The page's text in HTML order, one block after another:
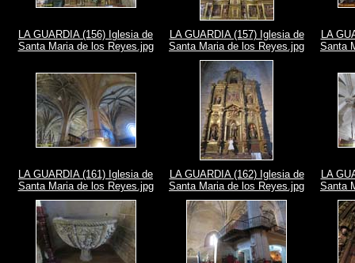
LA GUARDIA (156) Iglesia de
Santa Maria de los Reyes.jpg
LA GUARDIA (157) Iglesia de
Santa Maria de los Reyes.jpg
LA
Santa
LA GUARDIA (161) Iglesia de
Santa Maria de los Reyes.jpg
LA GUARDIA (162) Iglesia de
Santa Maria de los Reyes.jpg
LA
Santa